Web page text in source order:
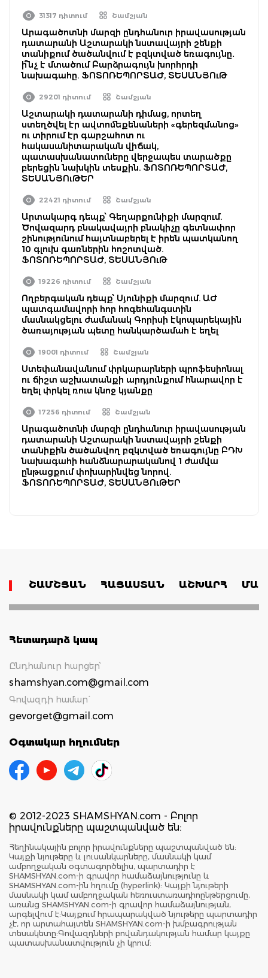
31317 դիտում Շամշյան
Արագածոտնի մարզի ընդհանուր իրավասության
դատարանի Աշտարակի նստավայրի շենքի
տանիքում ծածանվում է բզկտված եռագույնը․
ի՞նչ է մտածում Բարձրագույն խորհրդի
նախագահը. ՖՈՏՈՌԵՊՈՐՏԱԺ, ՏԵՍԱՆՅՈւԹ
29201 դիտում Շամշյան
Աշտարակի դատարանի դիմաց, որտեղ
ստեղծվել էր ավտոմեքենաների «գերեզմանոց»
ու տիրում էր գարշահոտ ու
հակասանիտարական վիճակ,
պատասխանատուները վերջապես տարածքը
բերեցին նախկին տեսքին. ՖՈՏՈՌԵՊՈՐՏԱԺ,
ՏԵՍԱՆՅՈւԹԵՐ
22421 դիտում Շամշյան
Արտակարգ դեպք՝ Գեղարքունիքի մարզում.
Ծովազարդ բնակավայրի բնակիչը գետնափոր
շինությունում հայտնաբերել է իրեն պատկանող
10 գլուխ գառներին հոշոտված.
ՖՈՏՈՌԵՊՈՐՏԱԺ, ՏԵՍԱՆՅՈւԹ
19226 դիտում Շամշյան
Ողբերգական դեպք՝ Սյունիքի մարզում. ԱԺ
պատգամավորի հոր հոգեհանգստին
մասնակցելու ժամանակ Գորիսի էկոպարեկային
ծառայության պետը հանկարծամահ է եղել
19001 դիտում Շամշյան
Ստեփանավանում փրկարարների պրոֆեսիոնալ
ու ճիշտ աշխատանքի արդյունքում հնարավոր է
եղել փրկել ռուս կնոջ կյանքը
17256 դիտում Շամշյան
Արագածոտնի մարզի ընդհանուր իրավասության
դատարանի Աշտարակի նստավայրի շենքի
տանիքին ծածանվող բզկտված եռագույնը ԲԴԽ
նախագահի հանձնարարականով 1 ժամվա
ընթացքում փոխարինվեց նորով.
ՖՈՏՈՌԵՊՈՐՏԱԺ, ՏԵՍԱՆՅՈւԹԵՐ
ՇԱՄՇՅԱՆ ՀԱՅԱՍՏԱՆ ԱՇԽԱՐՀ
Հետադարձ կապ
Ընդհանուր հարցեր՝
shamshyan.com@gmail.com
Գովազդի համար`
gevorget@gmail.com
Օգտակար հղումներ
© 2012-2023 SHAMSHYAN.com - Բոլոր
իրավունքները պաշտպանված են:
Հեղինակային բոլոր իրավունքները պաշտպանված են:
Կայքի նյութերը և լուսանկարները, մասնակի կամ
ամբողջական օգտագործելիս, պարտադիր է
SHAMSHYAN.com-ի գրավոր համաձայնությունը և
SHAMSHYAN.com-ին հղումը (hyperlink): Կայքի նյութերի
մասնակի կամ ամբողջական հեռուստառադիոընթերցումը,
առանց SHAMSHYAN.com-ի գրավոր համաձայնության,
արգելվում է:Կայքում հրապարակված նյութերը պարտադիր
չէ, որ արտահայտեն SHAMSHYAN.com-ի խմբագրության
տեսակետը:Գովազդների բովանդակության համար կայքը
պատասխանատվություն չի կրում: